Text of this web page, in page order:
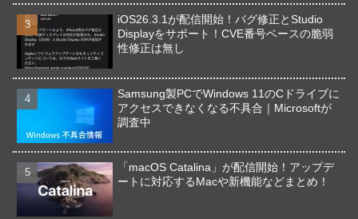
iOS26.3.1が配信開始！バグ修正とStudio
Displayをサポート！CVE番号ベースの脆弱
性修正は無し
Samsung製PCでWindows 11のCドライブに
アクセスできなくなる不具合｜Microsoftが
調査中
「macOS Catalina」が配信開始！アップデ
ートに対応するMacや新機能などまとめ！